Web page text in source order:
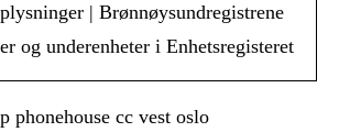
| Brønnøysundregistrene
og underenheter i Enhetsregisteret
phonehouse cc vest oslo